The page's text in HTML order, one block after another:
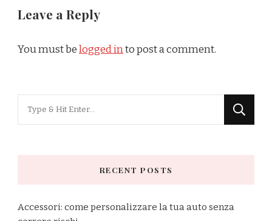
Leave a Reply
You must belogged into post a comment.
RECENT POSTS
Accessori: come personalizzare la tua auto senza